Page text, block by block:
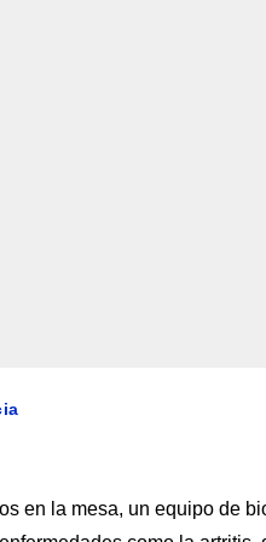
en la mesa, un equipo de